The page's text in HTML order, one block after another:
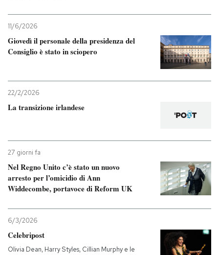
11/6/2026
Giovedì il personale della presidenza del
Consiglio è stato in sciopero
22/2/2026
La transizione irlandese
27 giorni fa
Nel Regno Unito c’è stato un nuovo
arresto per l’omicidio di Ann
Widdecombe, portavoce di Reform UK
6/3/2026
Celebripost
Olivia Dean, Harry Styles, Cillian Murphy e le